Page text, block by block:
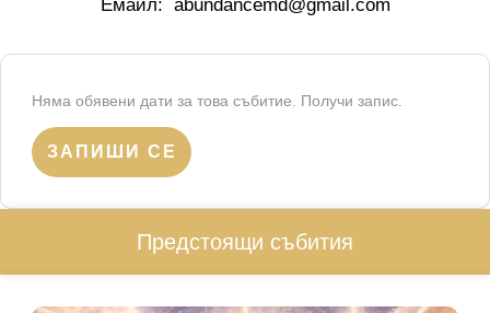
Емайл: abundancemd@gmail.com
Няма обявени дати за това събитие. Получи запис.
ЗАПИШИ СЕ
Предстоящи събития